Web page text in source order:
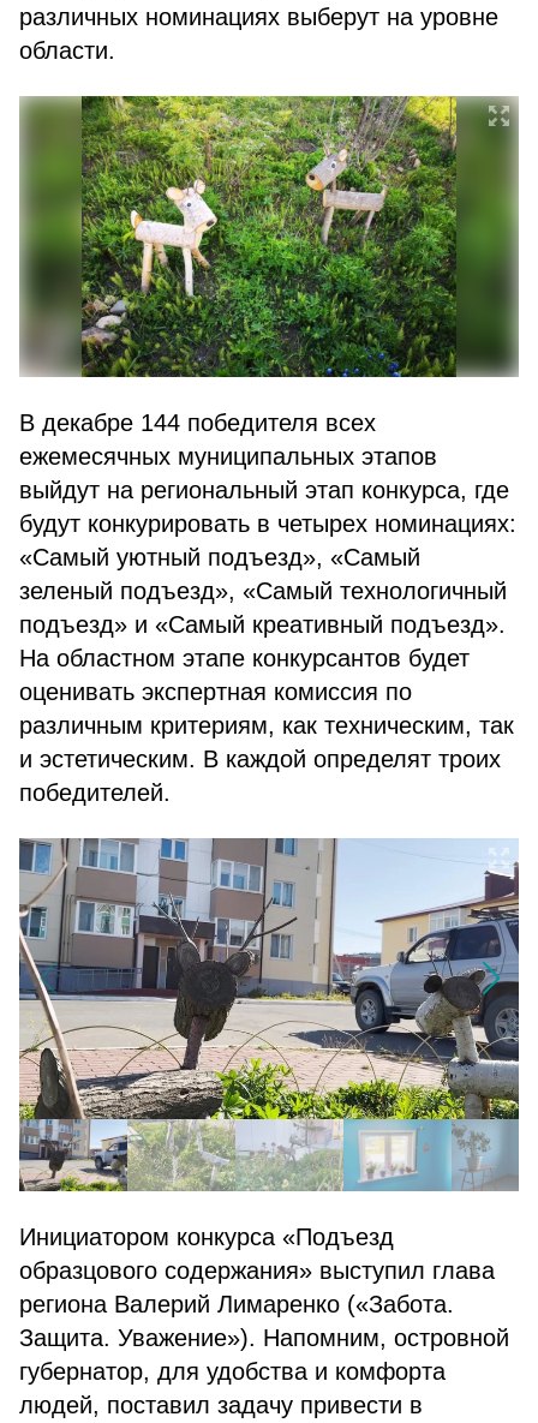
различных номинациях выберут на уровне
области.
В декабре 144 победителя всех
ежемесячных муниципальных этапов
выйдут на региональный этап конкурса, где
будут конкурировать в четырех номинациях:
«Самый уютный подъезд», «Самый
зеленый подъезд», «Самый технологичный
подъезд» и «Самый креативный подъезд».
На областном этапе конкурсантов будет
оценивать экспертная комиссия по
различным критериям, как техническим, так
и эстетическим. В каждой определят троих
победителей.
Инициатором конкурса «Подъезд
образцового содержания» выступил глава
региона Валерий Лимаренко («Забота.
Защита. Уважение»). Напомним, островной
губернатор, для удобства и комфорта
людей, поставил задачу привести в